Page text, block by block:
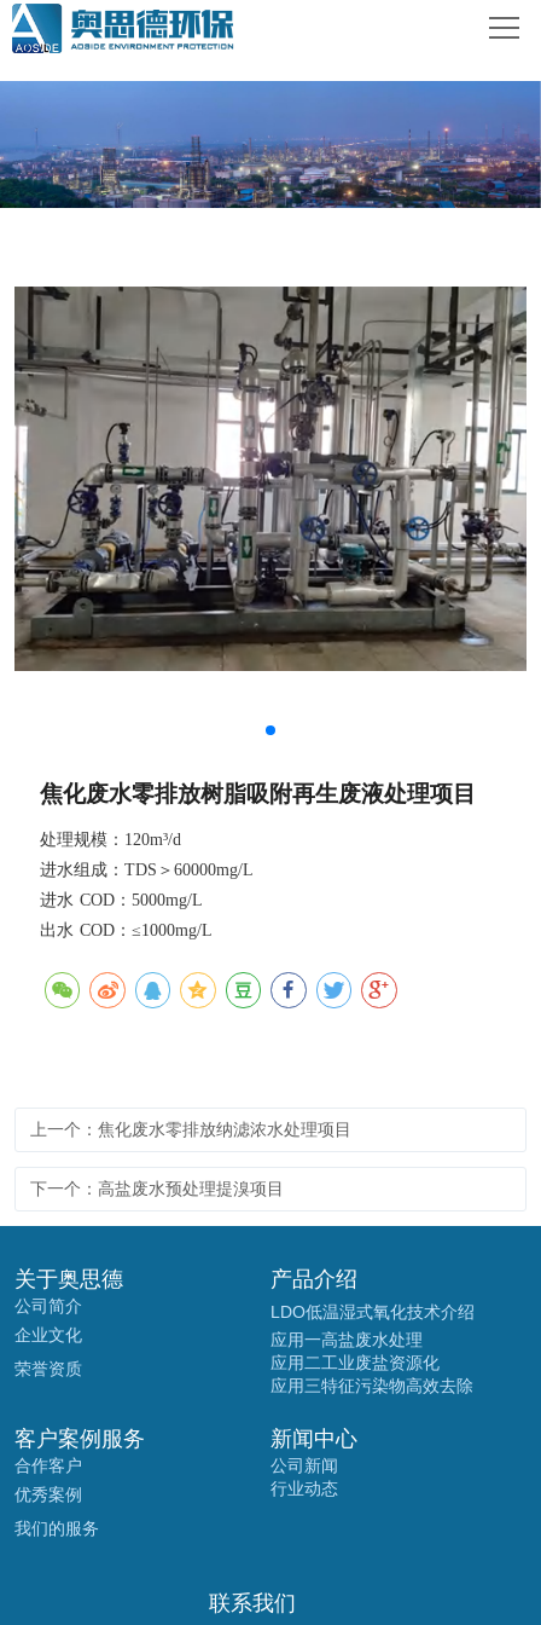
网站首页
产品介绍
联系我们
焦化废水零排放树脂吸附再生废液处理项目
处理规模：120m³/d
进水组成：TDS＞60000mg/L
进水 COD：5000mg/L
出水 COD：≤1000mg/L
上一个：焦化废水零排放纳滤浓水处理项目
下一个：高盐废水预处理提溴项目
关于奥思德
公司简介
企业文化
荣誉资质
产品介绍
LDO低温湿式氧化技术介绍
应用一高盐废水处理
应用二工业废盐资源化
应用三特征污染物高效去除
客户案例服务
合作客户
优秀案例
我们的服务
新闻中心
公司新闻
行业动态
联系我们